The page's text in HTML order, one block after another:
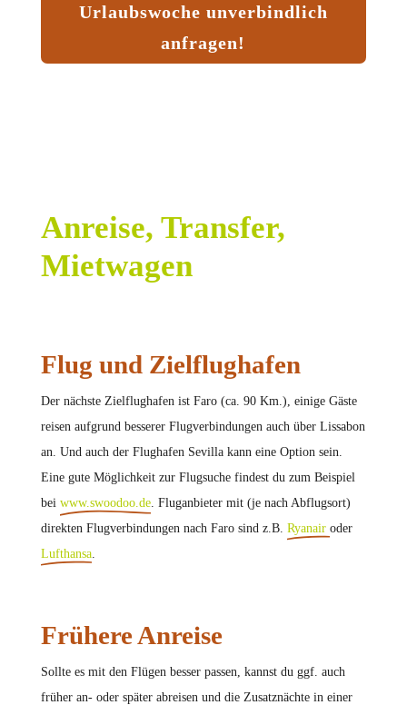
Urlaubswoche unverbindlich
anfragen!
Anreise, Transfer,
Mietwagen
Flug und Zielflughafen
Der nächste Zielflughafen ist Faro (ca. 90 Km.), einige Gäste
reisen aufgrund besserer Flugverbindungen auch über Lissabon
an. Und auch der Flughafen Sevilla kann eine Option sein.
Eine gute Möglichkeit zur Flugsuche findest du zum Beispiel
bei www.swoodoo.de. Fluganbieter mit (je nach Abflugsort)
direkten Flugverbindungen nach Faro sind z.B. Ryanair oder
Lufthansa.
Frühere Anreise
Sollte es mit den Flügen besser passen, kannst du ggf. auch
früher an- oder später abreisen und die Zusatznächte in einer